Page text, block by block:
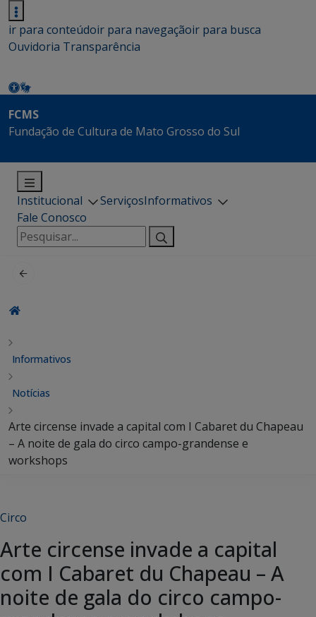
ir para conteúdoir para navegaçãoir para busca
Ouvidoria Transparência
FCMS
Fundação de Cultura de Mato Grosso do Sul
Institucional ServiçosInformativos
Fale Conosco
Pesquisar
por:
Informativos
Notícias
Arte circense invade a capital com I Cabaret du Chapeau
– A noite de gala do circo campo-grandense e
workshops
Circo
Arte circense invade a capital
com I Cabaret du Chapeau – A
noite de gala do circo campo-